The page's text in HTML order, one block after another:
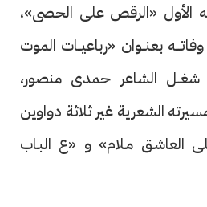
الأول «الرقص على الحصى»،
بعنــوان «رباعيــات الموت
شغــل الشاعر حمدى منصور،
الشعرية غير ثلاثة دواوين
العاشـق مـلام» و «ع البـاب